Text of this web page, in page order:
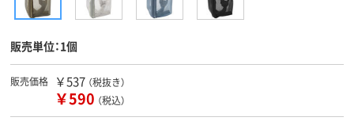
販売単位：1個
販売価格 ￥537 （税抜き）
￥590 （税込）